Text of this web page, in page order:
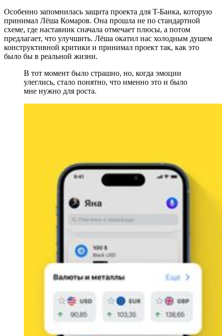
Особенно запомнилась защита проекта для T-Банка, которую
принимал Лёша Комаров. Она прошла не по стандартной
схеме, где наставник сначала отмечает плюсы, а потом
предлагает, что улучшить. Лёша окатил нас холодным душем
конструктивной критики и принимал проект так, как это
было бы в реальной жизни.
В тот момент было страшно, но, когда эмоции
улеглись, стало понятно, что именно это и было
мне нужно для роста.